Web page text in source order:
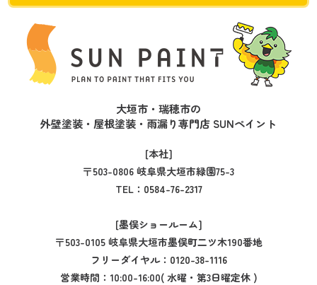
大垣市・瑞穂市の
外壁塗装・屋根塗装・雨漏り専門店 SUNペイント
[本社]
〒503-0806 岐阜県大垣市緑園75-3
TEL： 0584-76-2317
[墨俣ショールーム]
〒503-0105 岐阜県大垣市墨俣町二ツ木190番地
フリーダイヤル： 0120-38-1116
営業時間：10:00-16:00( 水曜・第3日曜定休 )